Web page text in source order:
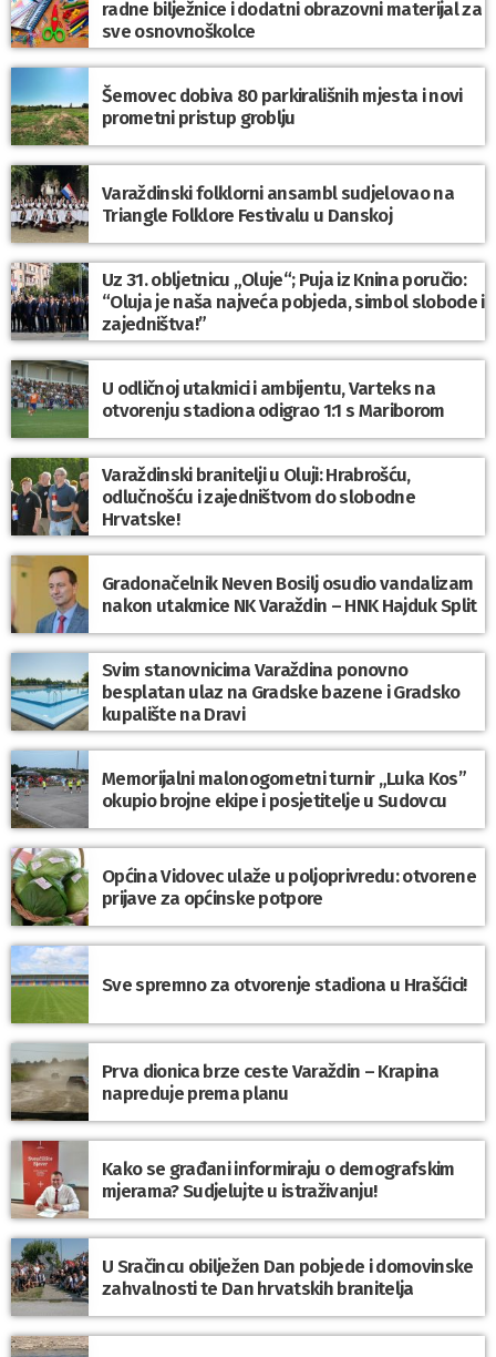
radne bilježnice i dodatni obrazovni materijal za
sve osnovnoškolce
Šemovec dobiva 80 parkirališnih mjesta i novi
prometni pristup groblju
Varaždinski folklorni ansambl sudjelovao na
Triangle Folklore Festivalu u Danskoj
Uz 31. obljetnicu „Oluje“; Puja iz Knina poručio:
“Oluja je naša najveća pobjeda, simbol slobode i
zajedništva!”
U odličnoj utakmici i ambijentu, Varteks na
otvorenju stadiona odigrao 1:1 s Mariborom
Varaždinski branitelji u Oluji: Hrabrošću,
odlučnošću i zajedništvom do slobodne
Hrvatske!
Gradonačelnik Neven Bosilj osudio vandalizam
nakon utakmice NK Varaždin – HNK Hajduk Split
Svim stanovnicima Varaždina ponovno
besplatan ulaz na Gradske bazene i Gradsko
kupalište na Dravi
Memorijalni malonogometni turnir „Luka Kos”
okupio brojne ekipe i posjetitelje u Sudovcu
Općina Vidovec ulaže u poljoprivredu: otvorene
prijave za općinske potpore
Sve spremno za otvorenje stadiona u Hrašćici!
Prva dionica brze ceste Varaždin – Krapina
napreduje prema planu
Kako se građani informiraju o demografskim
mjerama? Sudjelujte u istraživanju!
U Sračincu obilježen Dan pobjede i domovinske
zahvalnosti te Dan hrvatskih branitelja